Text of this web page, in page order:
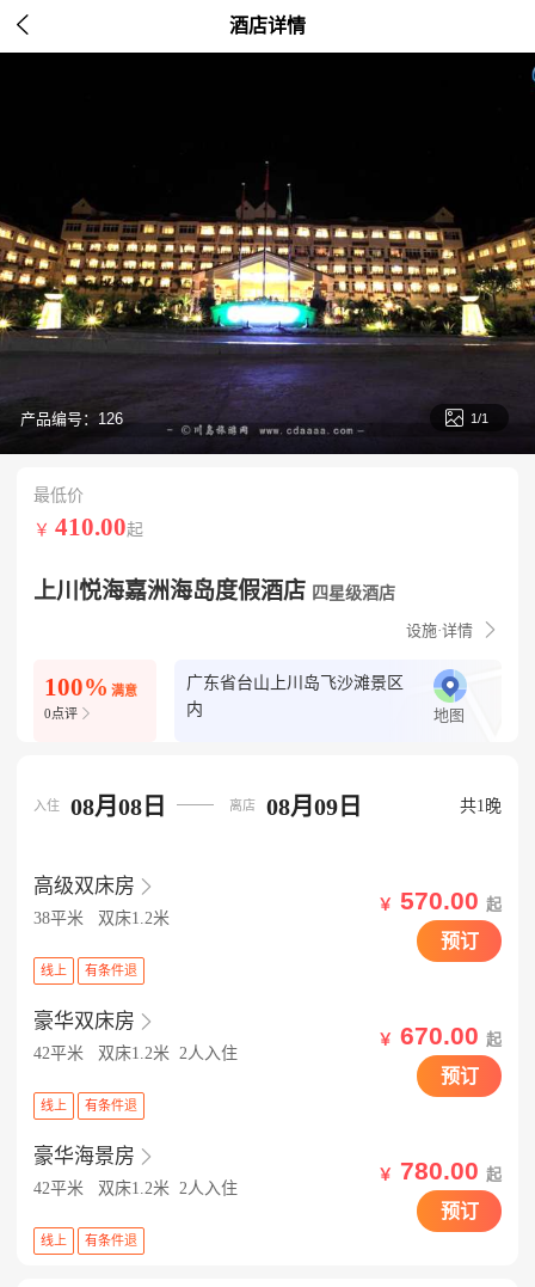
 酒店详情
产品编号：126  1/1
最低价
￥ 410.00起
上川悦海嘉洲海岛度假酒店 四星级酒店
设施·详情 
100% 满意
0点评 
广东省台山上川岛飞沙滩景区
内
地图
入住 08月08日 离店 08月09日 共1晚
高级双床房 
38平米 双床1.2米
线上 有条件退
￥ 570.00 起
预订
豪华双床房 
42平米 双床1.2米 2人入住
线上 有条件退
￥ 670.00 起
预订
豪华海景房 
42平米 双床1.2米 2人入住
线上 有条件退
￥ 780.00 起
预订